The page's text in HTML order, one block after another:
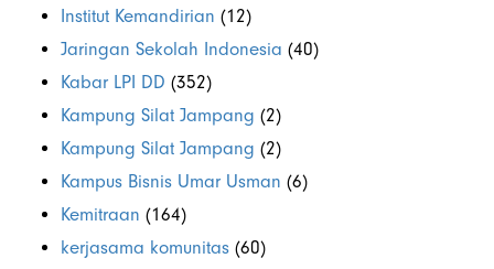
Institut Kemandirian (12)
Jaringan Sekolah Indonesia (40)
Kabar LPI DD (352)
Kampung Silat Jampang (2)
Kampung Silat Jampang (2)
Kampus Bisnis Umar Usman (6)
Kemitraan (164)
kerjasama komunitas (60)